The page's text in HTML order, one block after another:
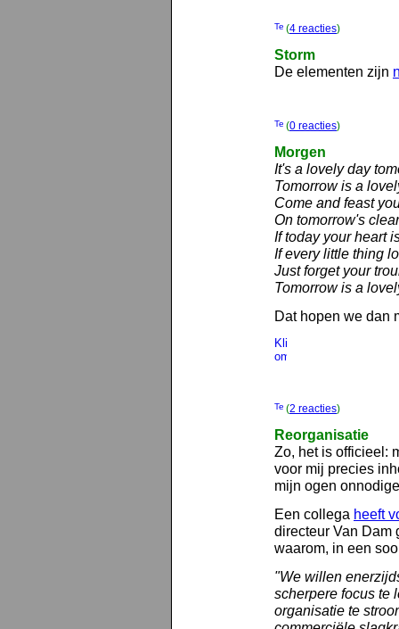
(4 reacties)
Storm
De elementen zijn
(0 reacties)
Morgen
It's a lovely day
Tomorrow is a
Come and feast
On tomorrow's
If today your heart
If every little thing
Just forget your
Tomorrow is a
Dat hopen we dan
(2 reacties)
Reorganisatie
Zo, het is officieel:
voor mij precies
mijn ogen
Een collega heeft
directeur Van Dam
waarom, in een
"We willen
scherpere focus te
organisatie te